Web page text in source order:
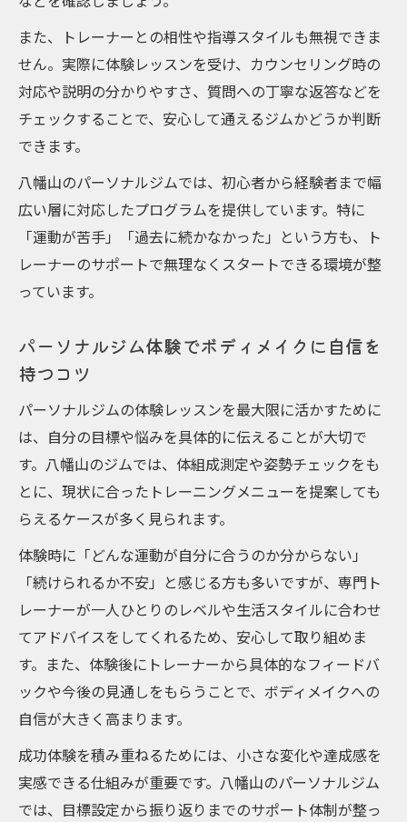
る
パーソナルジム選択で叶える健康と美の新
常識
八幡山で始めるパーソナルジム習慣がもた
らす変化
ト
八幡山のパーソナルジムで理想をカタチに
する方法
パーソナルジム利用で美しさと健康を両立
するコツ
また、トレーナーとの相性や指導スタイルも無視できま
せん。実際に体験レッスンを受け、カウンセリング時の
対応や説明の分かりやすさ、質問への丁寧な返答などを
チェックすることで、安心して通えるジムかどうか判断
できます。
八幡山のパーソナルジムでは、初心者から経験者まで幅
広い層に対応したプログラムを提供しています。特に
「運動が苦手」「過去に続かなかった」という方も、ト
レーナーのサポートで無理なくスタートできる環境が整
っています。
パーソナルジム体験でボディメイクに自信を
持つコツ
パーソナルジムの体験レッスンを最大限に活かすために
は、自分の目標や悩みを具体的に伝えることが大切で
す。八幡山のジムでは、体組成測定や姿勢チェックをも
とに、現状に合ったトレーニングメニューを提案しても
らえるケースが多く見られます。
体験時に「どんな運動が自分に合うのか分からない」
「続けられるか不安」と感じる方も多いですが、専門ト
レーナーが一人ひとりのレベルや生活スタイルに合わせ
てアドバイスをしてくれるため、安心して取り組めま
す。また、体験後にトレーナーから具体的なフィードバ
ックや今後の見通しをもらうことで、ボディメイクへの
自信が大きく高まります。
成功体験を積み重ねるためには、小さな変化や達成感を
実感できる仕組みが重要です。八幡山のパーソナルジム
では、目標設定から振り返りまでのサポート体制が整っ